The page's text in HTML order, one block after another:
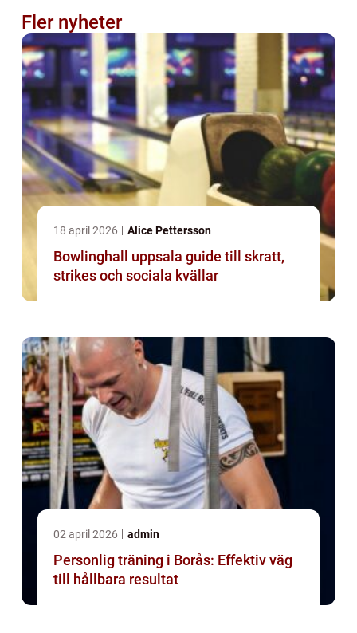
Fler nyheter
18 april 2026 Alice Pettersson
Bowlinghall uppsala guide till skratt,
strikes och sociala kvällar
02 april 2026 admin
Personlig träning i Borås: Effektiv väg
till hållbara resultat